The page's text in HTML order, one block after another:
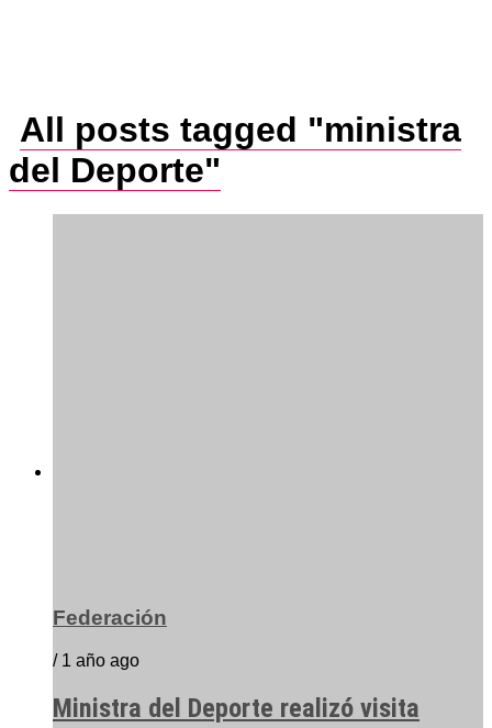
All posts tagged "ministra
del Deporte"
Federación
/ 1 año ago
Ministra del Deporte realizó visita